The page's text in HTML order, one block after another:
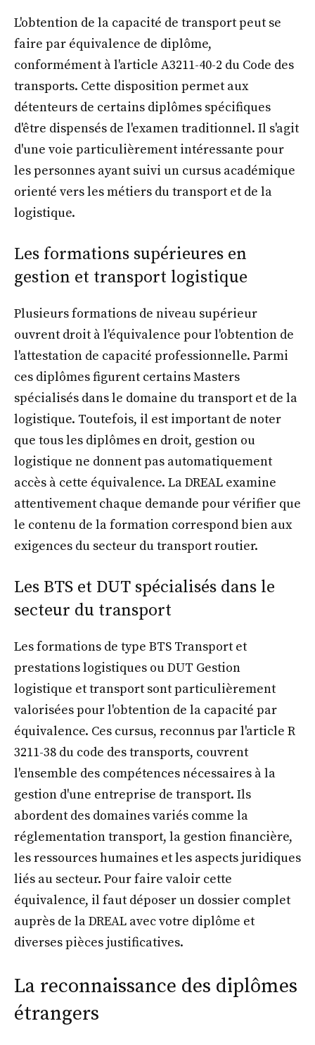
L'obtention de la capacité de transport peut se
faire par équivalence de diplôme,
conformément à l'article A3211-40-2 du Code des
transports. Cette disposition permet aux
détenteurs de certains diplômes spécifiques
d'être dispensés de l'examen traditionnel. Il s'agit
d'une voie particulièrement intéressante pour
les personnes ayant suivi un cursus académique
orienté vers les métiers du transport et de la
logistique.
Les formations supérieures en
gestion et transport logistique
Plusieurs formations de niveau supérieur
ouvrent droit à l'équivalence pour l'obtention de
l'attestation de capacité professionnelle. Parmi
ces diplômes figurent certains Masters
spécialisés dans le domaine du transport et de la
logistique. Toutefois, il est important de noter
que tous les diplômes en droit, gestion ou
logistique ne donnent pas automatiquement
accès à cette équivalence. La DREAL examine
attentivement chaque demande pour vérifier que
le contenu de la formation correspond bien aux
exigences du secteur du transport routier.
Les BTS et DUT spécialisés dans le
secteur du transport
Les formations de type BTS Transport et
prestations logistiques ou DUT Gestion
logistique et transport sont particulièrement
valorisées pour l'obtention de la capacité par
équivalence. Ces cursus, reconnus par l'article R
3211-38 du code des transports, couvrent
l'ensemble des compétences nécessaires à la
gestion d'une entreprise de transport. Ils
abordent des domaines variés comme la
réglementation transport, la gestion financière,
les ressources humaines et les aspects juridiques
liés au secteur. Pour faire valoir cette
équivalence, il faut déposer un dossier complet
auprès de la DREAL avec votre diplôme et
diverses pièces justificatives.
La reconnaissance des diplômes
étrangers